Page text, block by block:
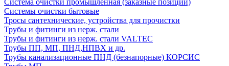
Система очистки промышленная (заказные позиции)
Системы очистки бытовые
Тросы сантехнические, устройства для прочистки
Трубы и фитинги из нерж. стали
Трубы и фитинги из нерж. стали VALTEC
Трубы ПП, МП, ПНД,НПВХ и др.
Трубы канализационные ПНД (безнапорные) КОРСИС